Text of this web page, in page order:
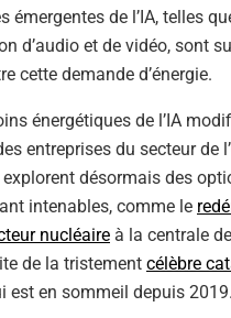
émergentes de l’IA, telles
d’audio et de vidéo, sont
cette demande d’énergie.
énergétiques de l’IA
entreprises du secteur de
explorent désormais des
intenables, comme le
nucléaire à la centrale
de la tristement célèbre
est en sommeil depuis 2019.